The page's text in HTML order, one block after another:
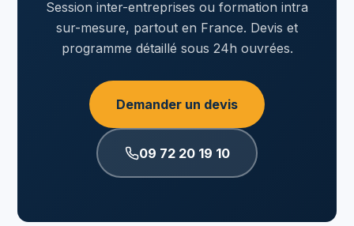
Session inter-entreprises ou formation intra
sur-mesure, partout en France. Devis et
programme détaillé sous 24h ouvrées.
Demander un devis
09 72 20 19 10